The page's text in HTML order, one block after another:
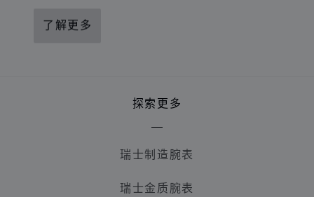
了解更多
探索更多
瑞士制造腕表
瑞士金质腕表